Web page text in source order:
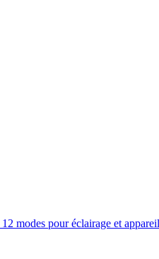
modes pour éclairage et